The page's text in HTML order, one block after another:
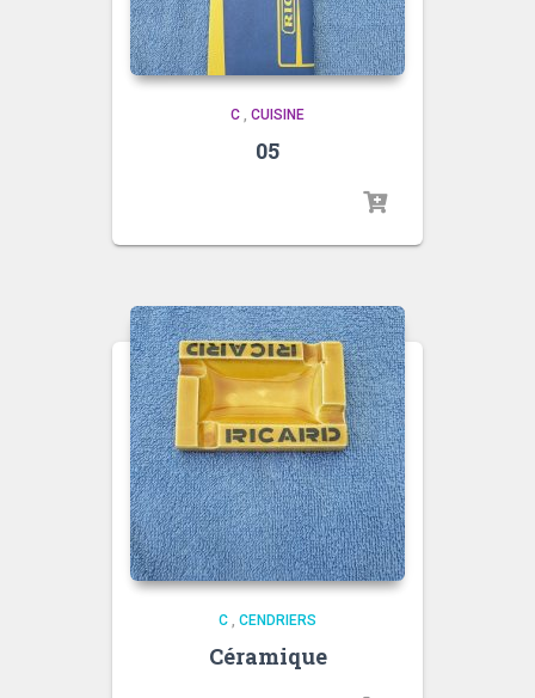
C CUISINE
05
C CENDRIERS
Céramique